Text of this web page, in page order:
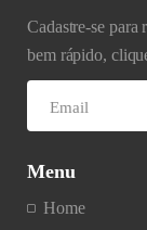
Cadastre-se para
bem rápido,
Menu
Home